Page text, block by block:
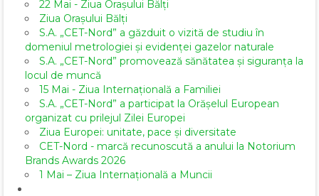
22 Mai - Ziua Orașului Bălți
Ziua Orașului Bălți
S.A. „CET-Nord” a găzduit o vizită de studiu în
domeniul metrologiei și evidenței gazelor naturale
S.A. „CET-Nord” promovează sănătatea și siguranța la
locul de muncă
15 Mai - Ziua Internațională a Familiei
S.A. „CET-Nord” a participat la Orășelul European
organizat cu prilejul Zilei Europei
Ziua Europei: unitate, pace și diversitate
CET-Nord - marcă recunoscută a anului la Notorium
Brands Awards 2026
1 Mai – Ziua Internațională a Muncii